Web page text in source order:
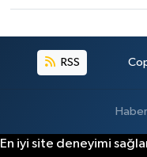
RSS
Haber
En iyi site deneyimi